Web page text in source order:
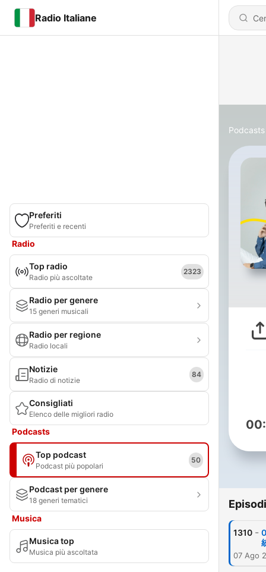
Radio Italiane
Preferiti
Preferiti e recenti
Radio
Top radio
Radio più ascoltate
2323
Radio per genere
15 generi musicali
Radio per regione
Radio locali
Notizie
Radio di notizie
84
Consigliati
Elenco delle migliori radio
Podcasts
Top podcast
Podcast più popolari
50
Podcast per genere
18 generi tematici
Musica
Musica top
Musica più ascoltata
Podcasts
Episodi
1310 -
07 Ago